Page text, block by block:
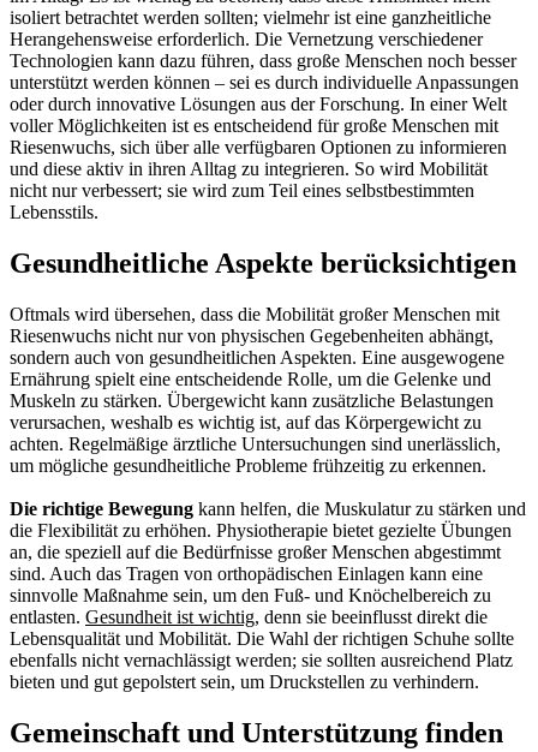
isoliert betrachtet werden sollten; vielmehr ist eine ganzheitliche
Herangehensweise erforderlich. Die Vernetzung verschiedener
Technologien kann dazu führen, dass große Menschen noch besser
unterstützt werden können – sei es durch individuelle Anpassungen
oder durch innovative Lösungen aus der Forschung. In einer Welt
voller Möglichkeiten ist es entscheidend für große Menschen mit
Riesenwuchs, sich über alle verfügbaren Optionen zu informieren
und diese aktiv in ihren Alltag zu integrieren. So wird Mobilität
nicht nur verbessert; sie wird zum Teil eines selbstbestimmten
Lebensstils.
Gesundheitliche Aspekte berücksichtigen
Oftmals wird übersehen, dass die Mobilität großer Menschen mit
Riesenwuchs nicht nur von physischen Gegebenheiten abhängt,
sondern auch von gesundheitlichen Aspekten. Eine ausgewogene
Ernährung spielt eine entscheidende Rolle, um die Gelenke und
Muskeln zu stärken. Übergewicht kann zusätzliche Belastungen
verursachen, weshalb es wichtig ist, auf das Körpergewicht zu
achten. Regelmäßige ärztliche Untersuchungen sind unerlässlich,
um mögliche gesundheitliche Probleme frühzeitig zu erkennen.
Die richtige Bewegung kann helfen, die Muskulatur zu stärken und
die Flexibilität zu erhöhen. Physiotherapie bietet gezielte Übungen
an, die speziell auf die Bedürfnisse großer Menschen abgestimmt
sind. Auch das Tragen von orthopädischen Einlagen kann eine
sinnvolle Maßnahme sein, um den Fuß- und Knöchelbereich zu
entlasten. Gesundheit ist wichtig, denn sie beeinflusst direkt die
Lebensqualität und Mobilität. Die Wahl der richtigen Schuhe sollte
ebenfalls nicht vernachlässigt werden; sie sollten ausreichend Platz
bieten und gut gepolstert sein, um Druckstellen zu verhindern.
Gemeinschaft und Unterstützung finden